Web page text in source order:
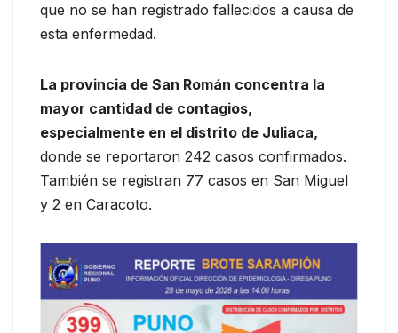
que no se han registrado fallecidos a causa de
esta enfermedad.
La provincia de San Román concentra la
mayor cantidad de contagios,
especialmente en el distrito de Juliaca,
donde se reportaron 242 casos confirmados.
También se registran 77 casos en San Miguel
y 2 en Caracoto.